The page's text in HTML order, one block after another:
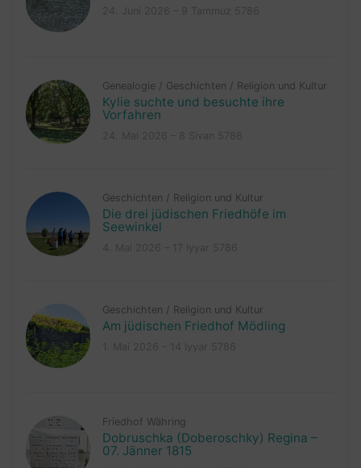
Genealogie / Geschichten / Religion und Kultur
Kylie suchte und besuchte ihre
Vorfahren
Geschichten / Religion und Kultur
Die drei jüdischen Friedhöfe im
Seewinkel
Geschichten / Religion und Kultur
Am jüdischen Friedhof Mödling
Friedhof Währing
Dobruschka (Doberoschky) Regina –
07. Jänner 1815